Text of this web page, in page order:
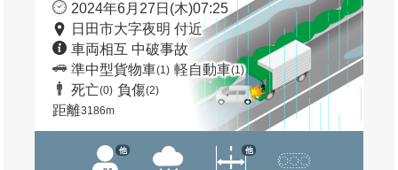
2024年6月27日(木)07:25
日田市大字夜明 付近
車両相互 中破事故
準中型貨物車(1) 軽自動車(1)
死亡(0) 負傷(2)
距離3186m
他 他